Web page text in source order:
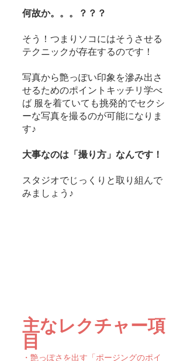
何故か。。。？？？
そう！つまりソコにはそうさせる
テクニックが存在するのです！
写真から艶っぽい印象を滲み出さ
せるためのポイントキッチリ学べ
ば 服を着ていても挑発的でセクシ
ーな写真を撮るのが可能になりま
す♪
大事なのは「撮り方」なんです！
スタジオでじっくりと取り組んで
みましょう♪
主なレクチャー項
目
・艶っぽさを出す「ポージングのポイ